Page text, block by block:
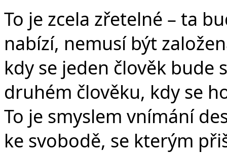
To je zcela zřetelné – ta
nabízí, nemusí být
kdy se jeden člověk bude
druhém člověku, kdy se
To je smyslem vnímání
ke svobodě, se kterým